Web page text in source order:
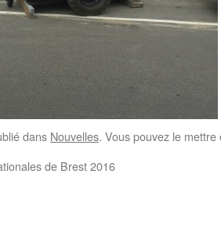
dans Nouvelles. Vous pouvez le
de Brest 2016